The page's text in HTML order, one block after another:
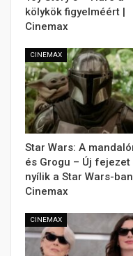
kölykök figyelméért |
Cinemax
CINEMAX
Star Wars: A
és Grogu – Új fejezet
nyílik a Star Wars-
Cinemax
CINEMAX